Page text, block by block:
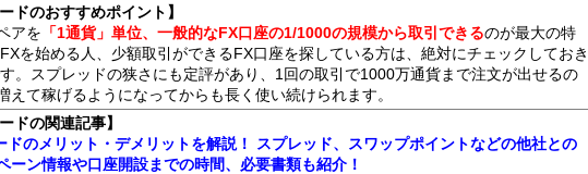
ドのおすすめポイント】
アを 「1通貨」単位、一般的なFX口座の1/1000の規模から取引できるのが最大の特
を始める人、少額取引ができるFX口座を探している方は、絶対にチェックしておき
。スプレッドの狭さにも定評があり、1回の取引で1000万通貨まで注文が出せるの
えて稼げるようになってからも長く使い続けられます。
ドの関連記事】
ドのメリット・デメリットを解説！ スプレッド、スワップポイントなどの他社との
ーン情報や口座開設までの時間、必要書類も紹介！